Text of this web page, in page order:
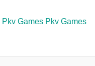
Pkv Games Pkv Games